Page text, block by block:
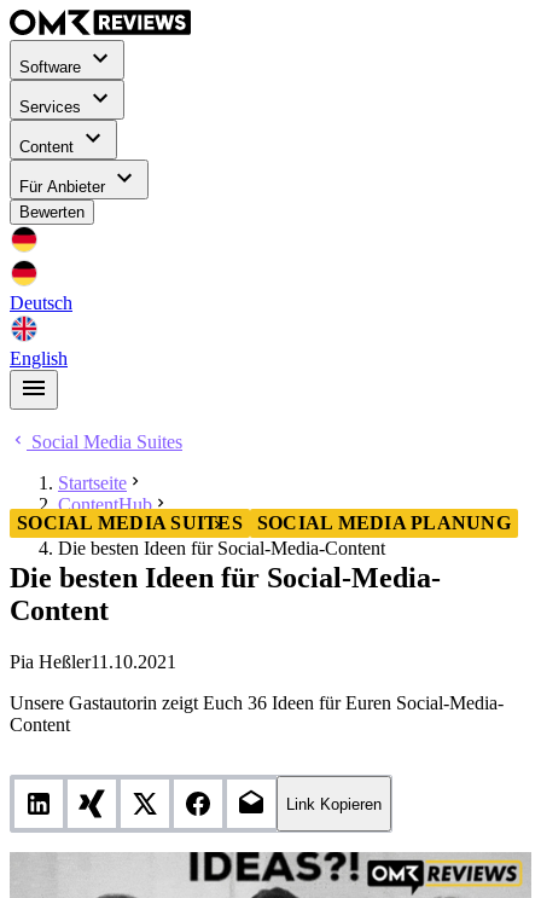
Software
Services
Content
Für Anbieter
Bewerten
Deutsch
English
Social Media Suites
Startseite
ContentHub
Social Media Suites
Die besten Ideen für Social-Media-Content
SOCIAL MEDIA SUITES SOCIAL MEDIA PLANUNG
Die besten Ideen für Social-Media-
Content
Pia Heßler11.10.2021
Unsere Gastautorin zeigt Euch 36 Ideen für Euren Social-Media-
Content
Link Kopieren